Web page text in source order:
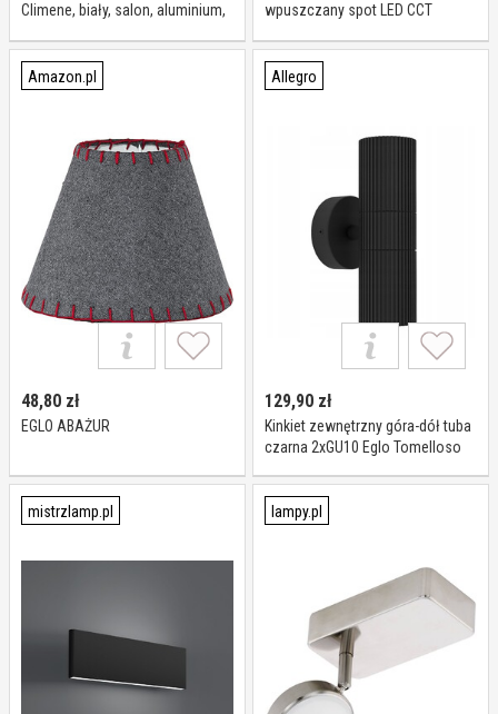
Climene, biały, salon, aluminium,
wpuszczany spot LED CCT
możliwość ściemniania,
aluminiowy / szary / cynkowy,
salon / jadalnia, metal,
Amazon.pl
48,80 zł
EGLO ABAŻUR
Allegro
129,90 zł
Kinkiet zewnętrzny góra-dół tuba
czarna 2xGU10 Eglo Tomelloso
mistrzlamp.pl lampy.pl